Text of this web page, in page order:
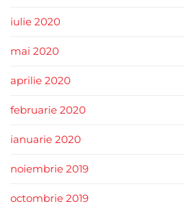
iulie 2020
mai 2020
aprilie 2020
februarie 2020
ianuarie 2020
noiembrie 2019
octombrie 2019